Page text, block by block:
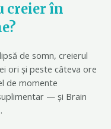
creier în
de somn, creierul
ori și peste câteva ore
de momente
— și Brain